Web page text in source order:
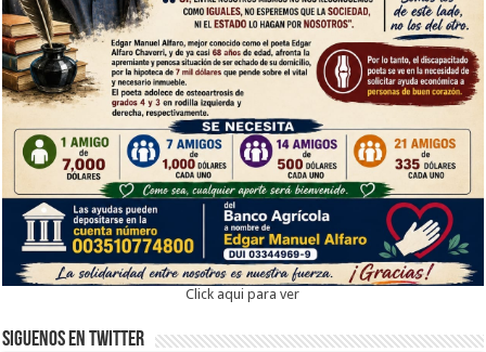
Click aqui para ver
Siguenos en twitter